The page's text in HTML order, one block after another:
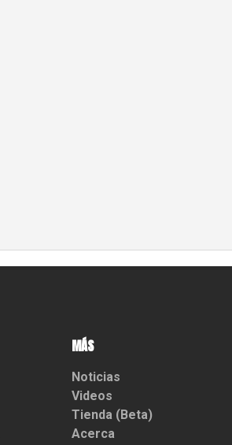
MÁS
Noticias
Videos
Tienda (Beta)
Acerca